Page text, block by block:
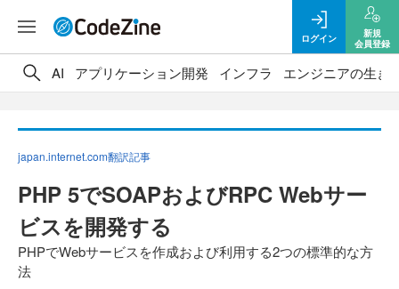
ログイン
新規
会員登録
AI アプリケーション開発 インフラ エンジニアの生き
japan.internet.com翻訳記事
PHP 5でSOAPおよびRPC Webサー
ビスを開発する
PHPでWebサービスを作成および利用する2つの標準的な方
法